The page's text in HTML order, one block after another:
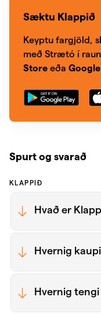
Sæktu Klappið
Keyptu fargjöld,
með Strætó í
Store eða
Spurt og svarað
KLAPPIÐ
Hvað er
Hvernig
Hvernig tengi